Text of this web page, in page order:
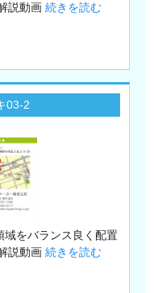
説動画続きを読む
03-2
域をバランス良く配置
説動画続きを読む